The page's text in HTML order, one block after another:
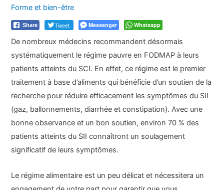
Forme et bien-être
Share Tweet Messenger Whatsapp
De nombreux médecins recommandent désormais
systématiquement le régime pauvre en FODMAP à leurs
patients atteints du SCI. En effet, ce régime est le premier
traitement à base d’aliments qui bénéficie d’un soutien de la
recherche pour réduire efficacement les symptômes du SII
(gaz, ballonnements, diarrhée et constipation). Avec une
bonne observance et un bon soutien, environ 70 % des
patients atteints du SII connaîtront un soulagement
significatif de leurs symptômes.
Le régime alimentaire est un peu délicat et nécessitera un